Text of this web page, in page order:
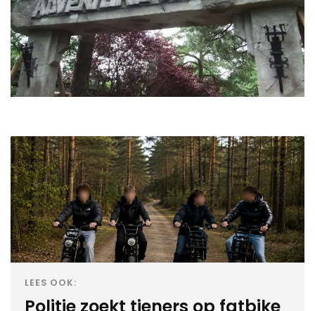
LEES OOK:
Politie zoekt tieners op fatbike